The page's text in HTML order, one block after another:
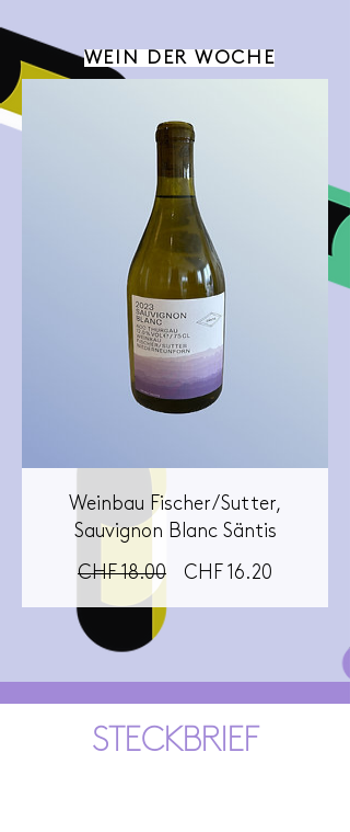
WEIN DER WOCHE
Weinbau Fischer/Sutter,
Sauvignon Blanc Säntis
CHF 18.00 Standardpreis
CHF 16.20
STECKBRIEF